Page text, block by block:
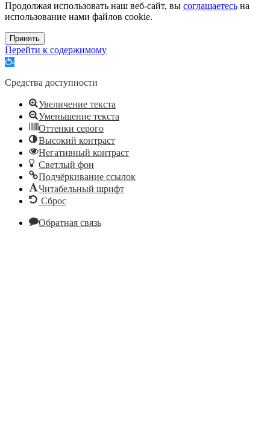
Продолжая использовать наш веб-сайт, вы соглашаетесь на
использование нами файлов cookie.
Принять
Перейти к содержимому
Открыть
инструментов
Средства доступности
Увеличение текста
Уменьшение текста
Оттенки серого
Высокий контраст
Негативный контраст
Светлый фон
Подчёркивание ссылок
Читабельный шрифт
Сброс
Обратная связь